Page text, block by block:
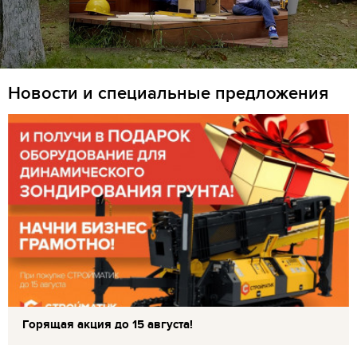
Новости и специальные предложения
Горящая акция до 15 августа!